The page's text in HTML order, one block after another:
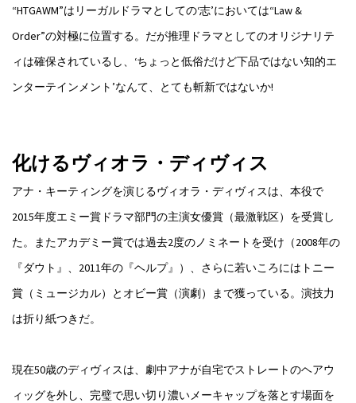
“HTGAWM”はリーガルドラマとしての‘志’においては“Law &
Order”の対極に位置する。だが推理ドラマとしてのオリジナリテ
ィは確保されているし、‘ちょっと低俗だけど下品ではない知的エ
ンターテインメント’なんて、とても斬新ではないか!
化けるヴィオラ・ディヴィス
アナ・キーティングを演じるヴィオラ・ディヴィスは、本役で
2015年度エミー賞ドラマ部門の主演女優賞（最激戦区）を受賞し
た。またアカデミー賞では過去2度のノミネートを受け（2008年の
『ダウト』、2011年の『ヘルプ』）、さらに若いころにはトニー
賞（ミュージカル）とオビー賞（演劇）まで獲っている。演技力
は折り紙つきだ。
現在50歳のディヴィスは、劇中アナが自宅でストレートのヘアウ
ィッグを外し、完璧で思い切り濃いメーキャップを落とす場面を